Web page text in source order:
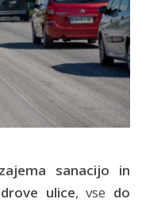
sanacijo in
ulice, vse do